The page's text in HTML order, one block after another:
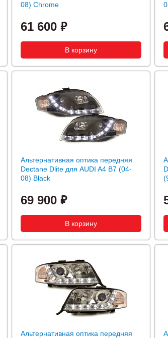
08) Chrome
61 600
Альтернативная оптика передняя
Dectane Dlite для AUDI A4 B7 (04-
08) Black
69 900
Альтернативная оптика передняя